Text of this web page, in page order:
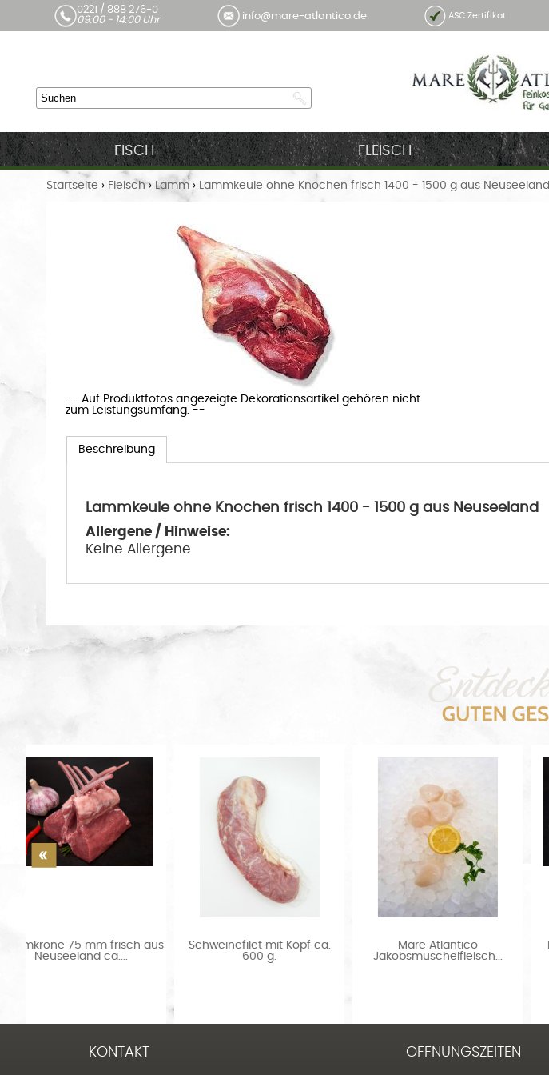
0221 / 888 276-0
09:00 - 14:00 Uhr
info@mare-atlantico.de ASC Zertifikat
FISCH FLEISCH
Startseite › Fleisch › Lamm › Lammkeule ohne Knochen frisch 1400 - 1500 g aus Neuseeland
-- Auf Produktfotos angezeigte Dekorationsartikel gehören nicht
zum Leistungsumfang. --
Beschreibung
Lammkeule ohne Knochen frisch 1400 - 1500 g aus Neuseeland
Allergene / Hinweise:
Keine Allergene
Schweinefilet mit Kopf ca.
600 g.
Mare Atlantico
Jakobsmuschelfleisch...
Lammkeule mit Knochen
TIEFGEFROREN ca....
KONTAKT ÖFFNUNGSZEITEN